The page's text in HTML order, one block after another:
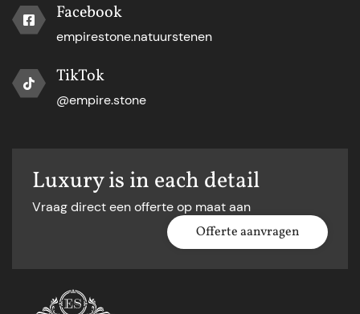
Facebook
empirestone.natuurstenen
TikTok
@empire.stone
Luxury is in each detail
Vraag direct een offerte op maat aan
Offerte aanvragen